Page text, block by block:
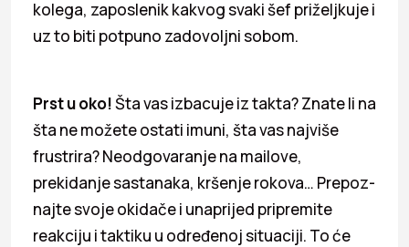
kolega, zaposlenik kakvog svaki šef priželjkuje i
uz to biti potpuno zadovoljni sobom.
Prst u oko!Šta vas izbacuje iz takta? Znate li na
šta ne možete ostati imuni, šta vas najviše
frustrira? Neodgovaranje na mailove,
prekidanje sastanaka, kršenje rokova… Prepoz­
naj­te svoje okidače i unaprijed pripremite
reakciju i taktiku u određenoj situaciji. To će